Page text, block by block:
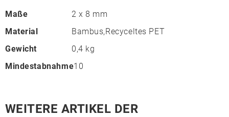
Maße
2 x 8 mm
Material
Bambus,Recyceltes PET
Gewicht
0,4 kg
Mindestabnahme10
WEITERE ARTIKEL DER